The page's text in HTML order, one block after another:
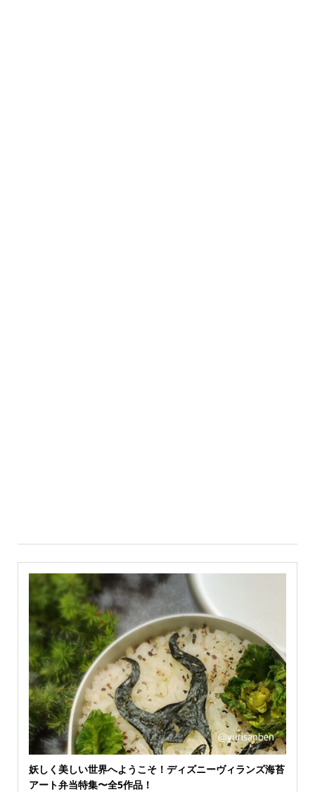
妖しく美しい世界へようこそ！ディズニーヴィランズ海苔
アート弁当特集〜全5作品！